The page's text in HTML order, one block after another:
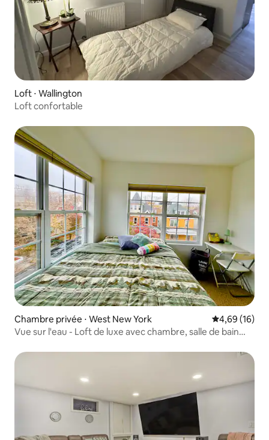
Loft ⋅ Wallington
Loft confortable
Chambre privée ⋅ West New York Évaluation
4,69 (16)
Vue sur l'eau - Loft de luxe avec chambre, salle de bain